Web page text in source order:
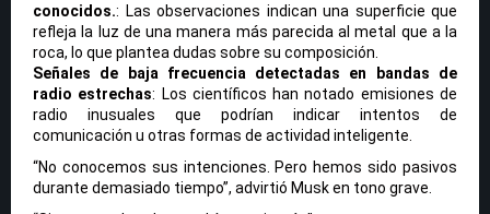
conocidos.: Las observaciones indican una superficie que
refleja la luz de una manera más parecida al metal que a la
roca, lo que plantea dudas sobre su composición.
Señales de baja frecuencia detectadas en bandas de
radio estrechas: Los científicos han notado emisiones de
radio inusuales que podrían indicar intentos de
comunicación u otras formas de actividad inteligente.
“No conocemos sus intenciones. Pero hemos sido pasivos
durante demasiado tiempo”, advirtió Musk en tono grave.